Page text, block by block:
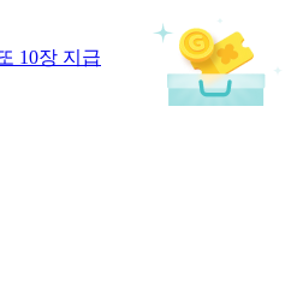
10장 지급